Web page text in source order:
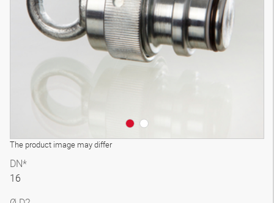
The product image may differ
DN*
16